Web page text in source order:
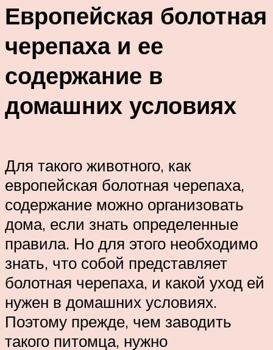
Европейская болотная
черепаха и ее
содержание в
домашних условиях
Для такого животного, как
европейская болотная черепаха,
содержание можно организовать
дома, если знать определенные
правила. Но для этого необходимо
знать, что собой представляет
болотная черепаха, и какой уход ей
нужен в домашних условиях.
Поэтому прежде, чем заводить
такого питомца, нужно